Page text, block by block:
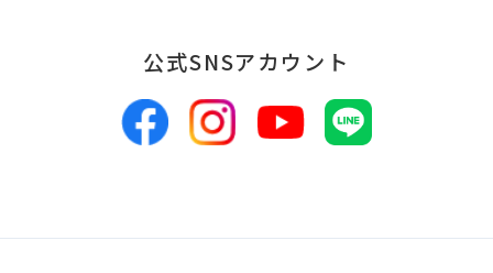
報は、適切かつ慎重に管理し、漏洩、改
ざん、紛失等がないよう適正な管理に努
めます。当社において安全管理のために
講じている措置の内容については、本プ
公式SNSアカウント